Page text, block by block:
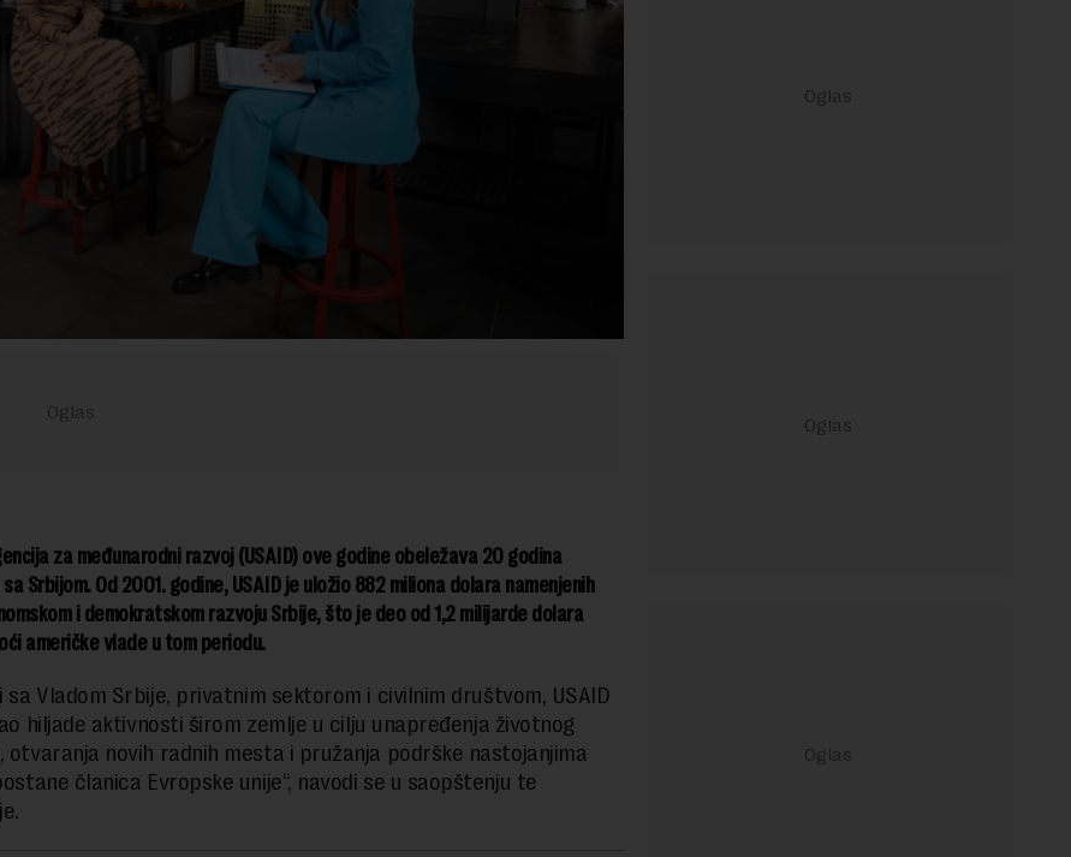
za međunarodni razvoj (USAID) ove godine obeležava 20 godina
Srbijom. Od 2001. godine, USAID je uložio 882 miliona dolara namenjenih
i demokratskom razvoju Srbije, što je deo od 1,2 milijarde dolara
američke vlade u tom periodu.
sa Vladom Srbije, privatnim sektorom i civilnim društvom, USAID
hiljade aktivnosti širom zemlje u cilju unapređenja životnog
otvaranja novih radnih mesta i pružanja podrške nastojanjima
članica Evropske unije“, navodi se u saopštenju te